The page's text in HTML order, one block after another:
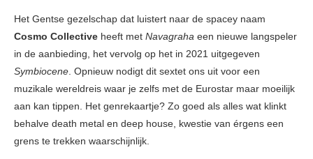
Het Gentse gezelschap dat luistert naar de spacey naam
Cosmo Collective heeft met Navagraha een nieuwe langspeler
in de aanbieding, het vervolg op het in 2021 uitgegeven
Symbiocene. Opnieuw nodigt dit sextet ons uit voor een
muzikale wereldreis waar je zelfs met de Eurostar maar moeilijk
aan kan tippen. Het genrekaartje? Zo goed als alles wat klinkt
behalve death metal en deep house, kwestie van érgens een
grens te trekken waarschijnlijk.